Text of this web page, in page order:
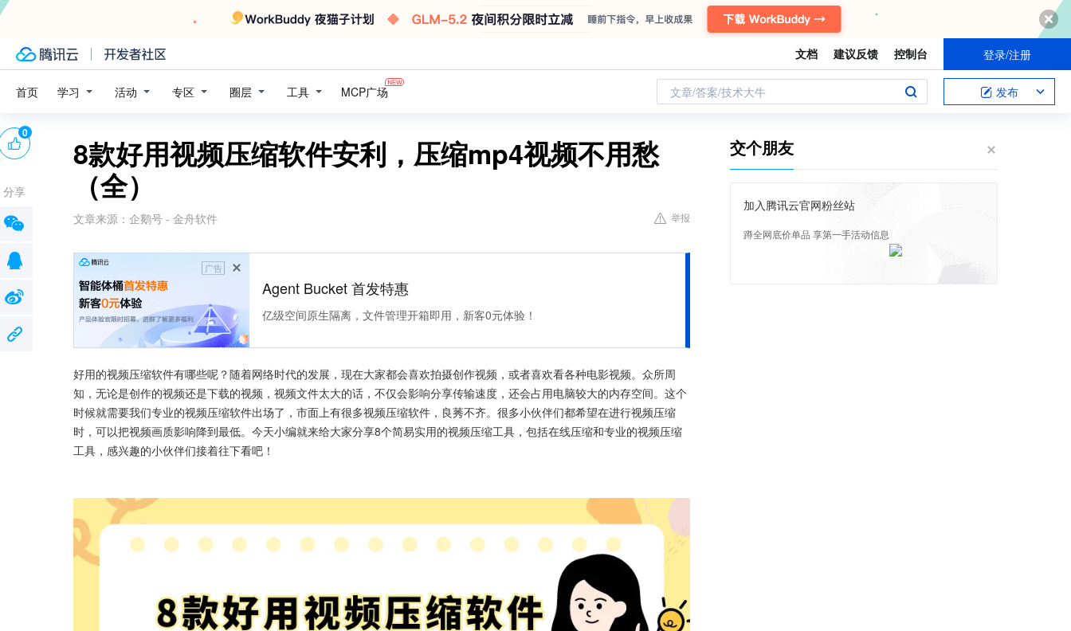
文档 建议反馈 控制台 登录/注册
首页 学习 活动 专区 圈层 工具 MCP广场 文章/答案/技术大牛 发布
8款好用视频压缩软件安利，压缩mp4视频不用愁
（全）
文章来源： 企鹅号 - 金舟软件 举报
广告
Agent Bucket 首发特惠
亿级空间原生隔离，文件管理开箱即用，新客0元体验！
好用的视频压缩软件有哪些呢？随着网络时代的发展，现在大家都会喜欢拍摄创作视频，或者喜欢看各种电影视频。众所周
知，无论是创作的视频还是下载的视频，视频文件太大的话，不仅会影响分享传输速度，还会占用电脑较大的内存空间。这个
时候就需要我们专业的视频压缩软件出场了，市面上有很多视频压缩软件，良莠不齐。很多小伙伴们都希望在进行视频压缩
时，可以把视频画质影响降到最低。今天小编就来给大家分享8个简易实用的视频压缩工具，包括在线压缩和专业的视频压缩
工具，感兴趣的小伙伴们接着往下看吧！
0
分享
交个朋友
加入腾讯云官网粉丝站
蹲全网底价单品 享第一手活动信息